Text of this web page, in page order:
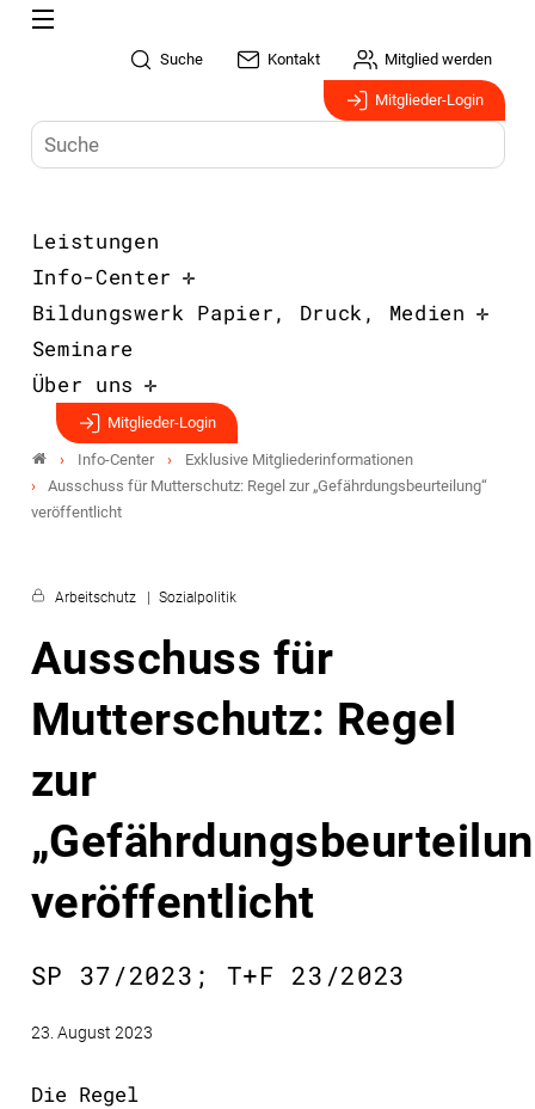
Suche Kontakt Mitglied werden
Mitglieder-Login
Leistungen
Info-Center
Bildungswerk Papier, Druck, Medien
Seminare
Über uns
Mitglieder-Login
Info-Center
Exklusive Mitgliederinformationen
Ausschuss für Mutterschutz: Regel zur „Gefährdungsbeurteilung“
veröffentlicht
Arbeitschutz Sozialpolitik
Ausschuss für
Mutterschutz: Regel
zur
veröffentlicht
SP 37/2023; T+F 23/2023
23. August 2023
Die Regel